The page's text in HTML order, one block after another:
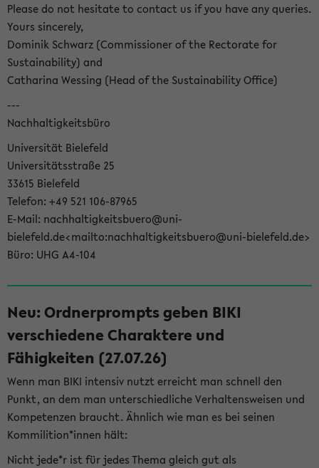
Please do not hesitate to contact us if you have any queries.
Yours sincerely,
Dominik Schwarz (Commissioner of the Rectorate for
Sustainability) and
Catharina Wessing (Head of the Sustainability Office)
---
Nachhaltigkeitsbüro
Universität Bielefeld
Universitätsstraße 25
33615 Bielefeld
Telefon: +49 521 106-87965
E-Mail: nachhaltigkeitsbuero@uni-
bielefeld.de<mailto:nachhaltigkeitsbuero@uni-bielefeld.de>
Büro: UHG A4-104
Neu: Ordnerprompts geben BIKI
verschiedene Charaktere und
Fähigkeiten (27.07.26)
Wenn man BIKI intensiv nutzt erreicht man schnell den
Punkt, an dem man unterschiedliche Verhaltensweisen und
Kompetenzen braucht. Ähnlich wie man es bei seinen
Kommilition*innen hält:
Nicht jede*r ist für jedes Thema gleich gut als